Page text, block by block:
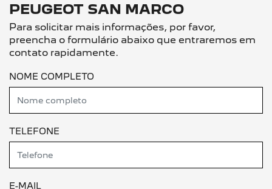
PEUGEOT SAN MARCO
Para solicitar mais informações, por favor,
preencha o formulário abaixo que entraremos em
contato rapidamente.
NOME COMPLETO
TELEFONE
E-MAIL